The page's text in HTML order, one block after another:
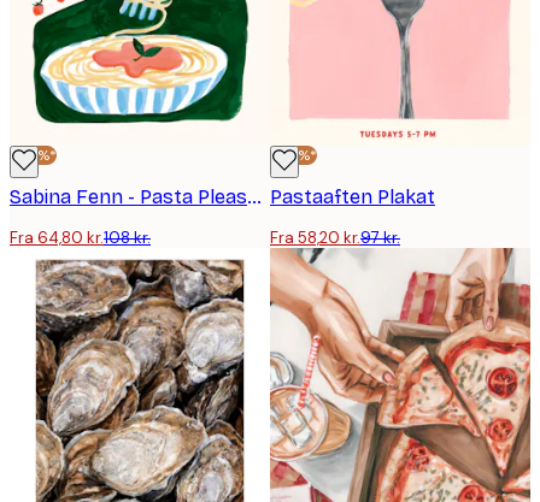
-40%*
Sabina Fenn - Pasta Please Plakat
Fra 64,80 kr.108 kr.
-40%*
Pastaaften Plakat
Fra 58,20 kr.97 kr.